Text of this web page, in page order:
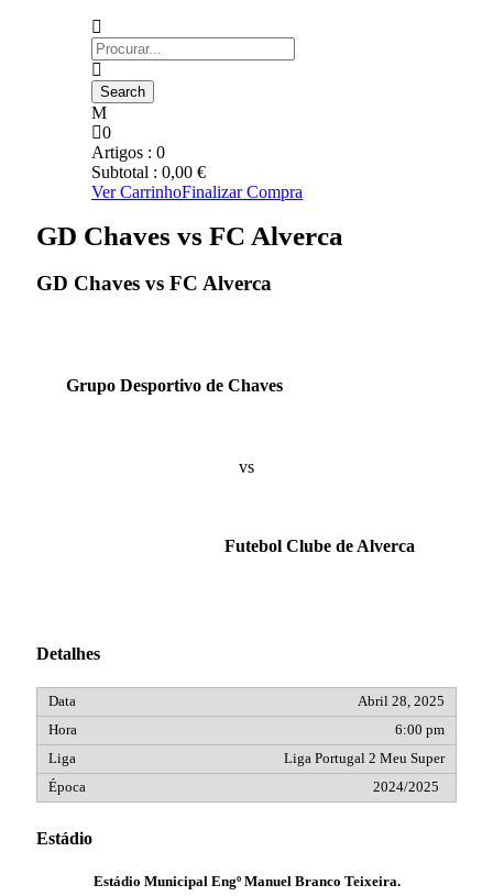
0
Artigos : 0
Subtotal : 0,00 €
Ver CarrinhoFinalizar Compra
GD Chaves vs FC Alverca
GD Chaves vs FC Alverca
Grupo Desportivo de Chaves
vs
Futebol Clube de Alverca
Detalhes
Abril 28, 2025
6:00 pm
Liga Portugal 2 Meu Super
2024/2025
Estádio
Estádio Municipal Engº Manuel Branco Teixeira.